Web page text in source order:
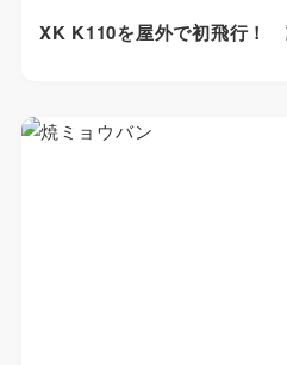
XK K110を屋外で初飛行！